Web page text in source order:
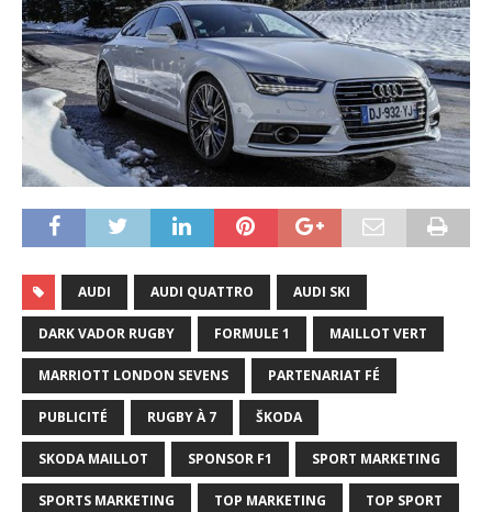
AUDI AUDI QUATTRO AUDI SKI
DARK VADOR RUGBY FORMULE 1 MAILLOT VERT
MARRIOTT LONDON SEVENS PARTENARIAT FÉ
PUBLICITÉ RUGBY À 7 ŠKODA
SKODA MAILLOT SPONSOR F1 SPORT MARKETING
SPORTS MARKETING TOP MARKETING TOP SPORT